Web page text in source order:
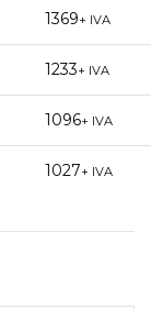
1369+ IVA
1233+ IVA
1096+ IVA
1027+ IVA